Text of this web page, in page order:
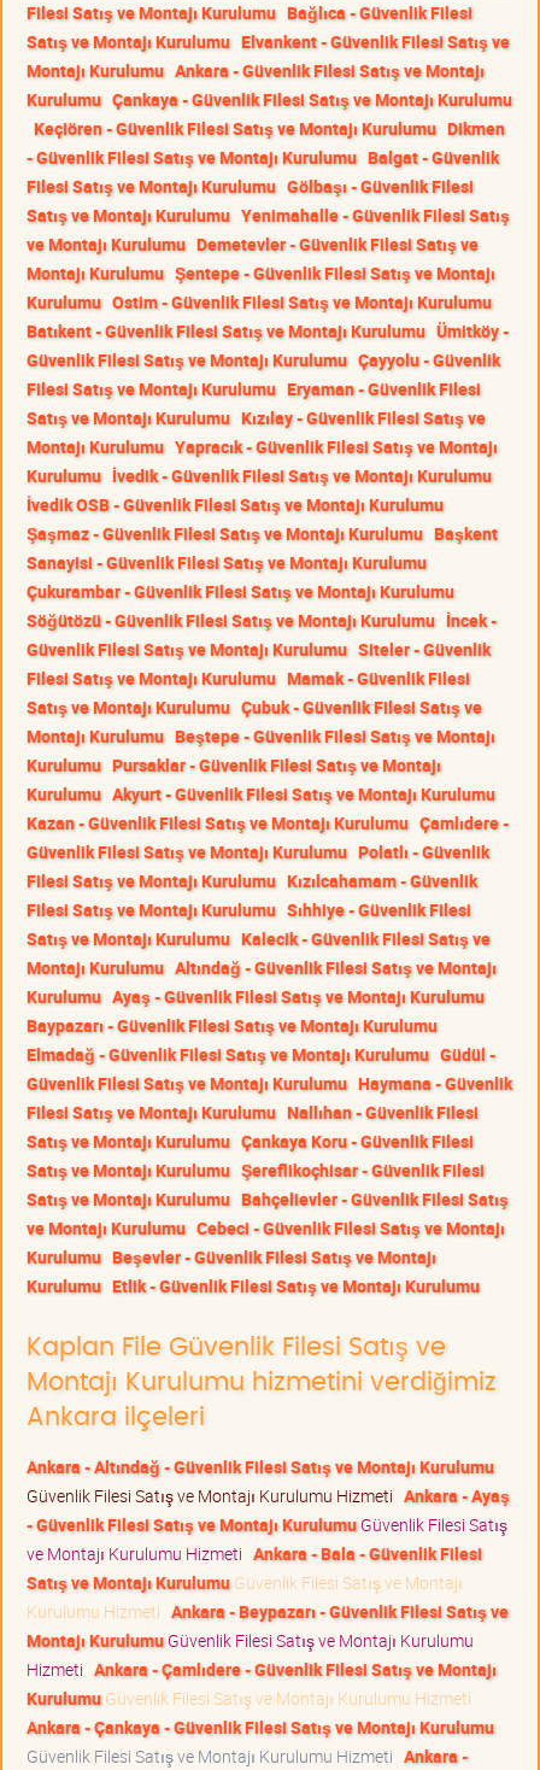
Filesi Satış ve Montajı Kurulumu Bağlıca - Güvenlik Filesi
Satış ve Montajı Kurulumu Elvankent - Güvenlik Filesi Satış ve
Montajı Kurulumu Ankara - Güvenlik Filesi Satış ve Montajı
Kurulumu Çankaya - Güvenlik Filesi Satış ve Montajı Kurulumu
Keçiören - Güvenlik Filesi Satış ve Montajı Kurulumu Dikmen
- Güvenlik Filesi Satış ve Montajı Kurulumu Balgat - Güvenlik
Filesi Satış ve Montajı Kurulumu Gölbaşı - Güvenlik Filesi
Satış ve Montajı Kurulumu Yenimahalle - Güvenlik Filesi Satış
ve Montajı Kurulumu Demetevler - Güvenlik Filesi Satış ve
Montajı Kurulumu Şentepe - Güvenlik Filesi Satış ve Montajı
Kurulumu Ostim - Güvenlik Filesi Satış ve Montajı Kurulumu
Batıkent - Güvenlik Filesi Satış ve Montajı Kurulumu Ümitköy -
Güvenlik Filesi Satış ve Montajı Kurulumu Çayyolu - Güvenlik
Filesi Satış ve Montajı Kurulumu Eryaman - Güvenlik Filesi
Satış ve Montajı Kurulumu Kızılay - Güvenlik Filesi Satış ve
Montajı Kurulumu Yapracık - Güvenlik Filesi Satış ve Montajı
Kurulumu İvedik - Güvenlik Filesi Satış ve Montajı Kurulumu
İvedik OSB - Güvenlik Filesi Satış ve Montajı Kurulumu
Şaşmaz - Güvenlik Filesi Satış ve Montajı Kurulumu Başkent
Sanayisi - Güvenlik Filesi Satış ve Montajı Kurulumu
Çukurambar - Güvenlik Filesi Satış ve Montajı Kurulumu
Söğütözü - Güvenlik Filesi Satış ve Montajı Kurulumu İncek -
Güvenlik Filesi Satış ve Montajı Kurulumu Siteler - Güvenlik
Filesi Satış ve Montajı Kurulumu Mamak - Güvenlik Filesi
Satış ve Montajı Kurulumu Çubuk - Güvenlik Filesi Satış ve
Montajı Kurulumu Beştepe - Güvenlik Filesi Satış ve Montajı
Kurulumu Pursaklar - Güvenlik Filesi Satış ve Montajı
Kurulumu Akyurt - Güvenlik Filesi Satış ve Montajı Kurulumu
Kazan - Güvenlik Filesi Satış ve Montajı Kurulumu Çamlıdere -
Güvenlik Filesi Satış ve Montajı Kurulumu Polatlı - Güvenlik
Filesi Satış ve Montajı Kurulumu Kızılcahamam - Güvenlik
Filesi Satış ve Montajı Kurulumu Sıhhiye - Güvenlik Filesi
Satış ve Montajı Kurulumu Kalecik - Güvenlik Filesi Satış ve
Montajı Kurulumu Altındağ - Güvenlik Filesi Satış ve Montajı
Kurulumu Ayaş - Güvenlik Filesi Satış ve Montajı Kurulumu
Baypazarı - Güvenlik Filesi Satış ve Montajı Kurulumu
Elmadağ - Güvenlik Filesi Satış ve Montajı Kurulumu Güdül -
Güvenlik Filesi Satış ve Montajı Kurulumu Haymana - Güvenlik
Filesi Satış ve Montajı Kurulumu Nallıhan - Güvenlik Filesi
Satış ve Montajı Kurulumu Çankaya Koru - Güvenlik Filesi
Satış ve Montajı Kurulumu Şereflikoçhisar - Güvenlik Filesi
Satış ve Montajı Kurulumu Bahçelievler - Güvenlik Filesi Satış
ve Montajı Kurulumu Cebeci - Güvenlik Filesi Satış ve Montajı
Kurulumu Beşevler - Güvenlik Filesi Satış ve Montajı
Kurulumu Etlik - Güvenlik Filesi Satış ve Montajı Kurulumu
Kaplan File Güvenlik Filesi Satış ve
Montajı Kurulumu hizmetini verdiğimiz
Ankara ilçeleri
Ankara - Altındağ - Güvenlik Filesi Satış ve Montajı Kurulumu
Güvenlik Filesi Satış ve Montajı Kurulumu Hizmeti Ankara - Ayaş
- Güvenlik Filesi Satış ve Montajı KurulumuGüvenlik Filesi Satış
ve Montajı Kurulumu Hizmeti Ankara - Bala - Güvenlik Filesi
Satış ve Montajı KurulumuGüvenlik Filesi Satış ve Montajı
Kurulumu Hizmeti Ankara - Beypazarı - Güvenlik Filesi Satış ve
Montajı KurulumuGüvenlik Filesi Satış ve Montajı Kurulumu
Hizmeti Ankara - Çamlıdere - Güvenlik Filesi Satış ve Montajı
KurulumuGüvenlik Filesi Satış ve Montajı Kurulumu Hizmeti
Ankara - Çankaya - Güvenlik Filesi Satış ve Montajı Kurulumu
Güvenlik Filesi Satış ve Montajı Kurulumu Hizmeti Ankara -